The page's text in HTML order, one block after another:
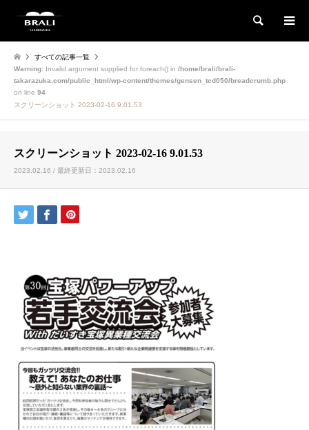
検索
すべての記事一覧
Warning: Invalid argument supplied for foreach() in /home/brali/brali-
takarazuka.com/public_html/wp-content/themes/gensen_tcd050/breadcrumb.php
on line 94
スクリーンショット 2023-02-16 9.01.53
スクリーンショット 2023-02-16 9.01.53
2023.02.16 / 最終更新日：2023.02.16